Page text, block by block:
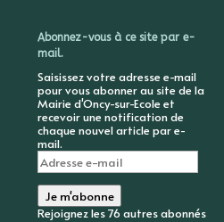
Abonnez-vous à ce site par e-
mail.
Saisissez votre adresse e-mail
pour vous abonner au site de la
Mairie d'Oncy-sur-Ecole et
recevoir une notification de
chaque nouvel article par e-
mail.
Adresse
e-
mail
Je m'abonne
Rejoignez les 76 autres abonnés